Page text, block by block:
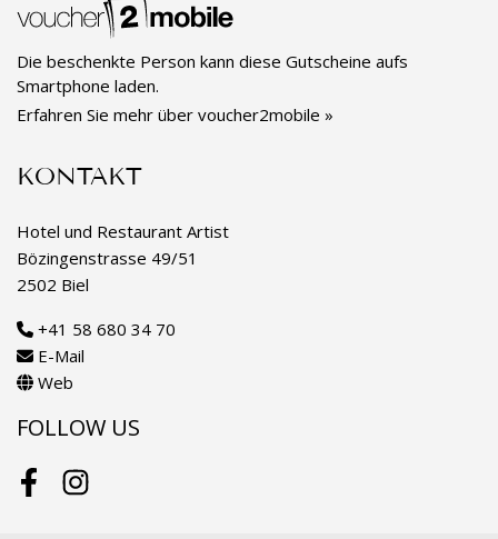
Die beschenkte Person kann diese Gutscheine aufs
Smartphone laden.
Erfahren Sie mehr über voucher2mobile »
KONTAKT
Hotel und Restaurant Artist
Bözingenstrasse 49/51
2502 Biel
+41 58 680 34 70
E-Mail
Web
FOLLOW US
FacebookInstagram